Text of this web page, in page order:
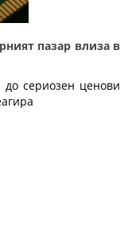
пазар влиза в
до сериозен ценови